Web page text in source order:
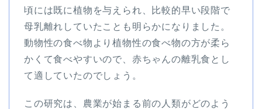
頃には既に植物を与えられ、比較的早い段階で
母乳離れしていたことも明らかになりました。
動物性の食べ物より植物性の食べ物の方が柔ら
かくて食べやすいので、赤ちゃんの離乳食とし
て適していたのでしょう。
この研究は、農業が始まる前の人類がどのよう